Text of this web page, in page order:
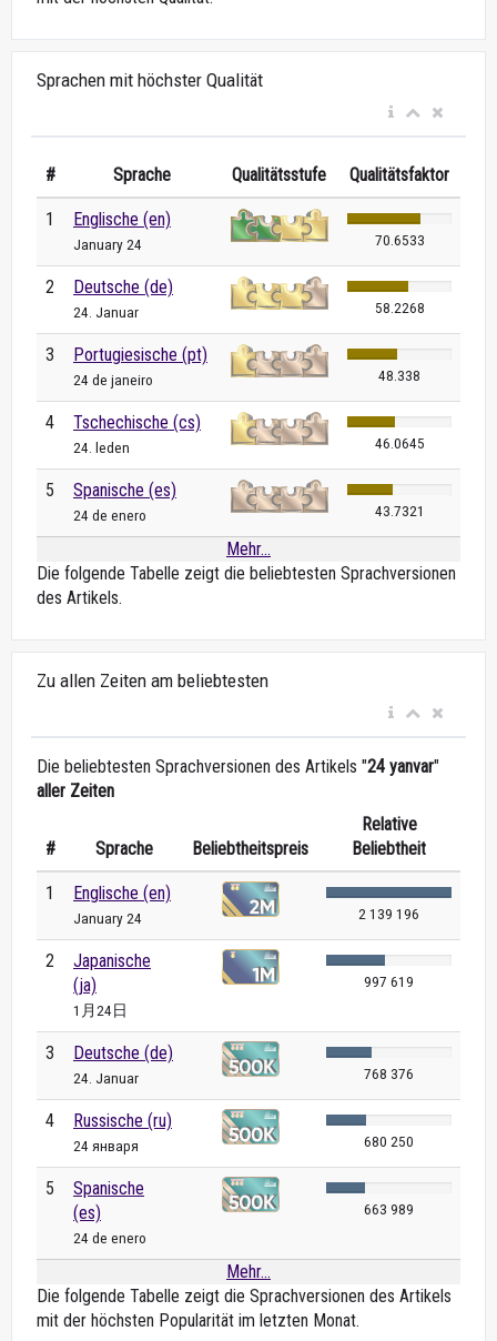
Sprachen mit höchster Qualität
# Sprache Qualitätsstufe Qualitätsfaktor
1 Englische (en)
January 24 70.6533
2 Deutsche (de)
24. Januar 58.2268
3 Portugiesische (pt)
24 de janeiro 48.338
4 Tschechische (cs)
24. leden 46.0645
5 Spanische (es)
24 de enero 43.7321
Mehr...
Die folgende Tabelle zeigt die beliebtesten Sprachversionen
des Artikels.
Zu allen Zeiten am beliebtesten
Die beliebtesten Sprachversionen des Artikels "24 yanvar"
aller Zeiten
# Sprache Beliebtheitspreis
Relative
Beliebtheit
1 Englische (en)
January 24 2 139 196
2
Japanische
(ja)
1月24日
997 619
3 Deutsche (de)
24. Januar 768 376
4 Russische (ru)
24 января 680 250
5
Spanische
(es)
24 de enero
663 989
Mehr...
Die folgende Tabelle zeigt die Sprachversionen des Artikels
mit der höchsten Popularität im letzten Monat.